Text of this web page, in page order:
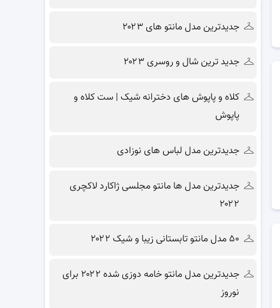
جدیدترین مدل مانتو های ۲۰۲۳
جدید ترین شال و روسری ۲۰۲۳
کلاه و پاپوش های دخترانه شیک | ست کلاه و
پاپوش
جدیدترین مدل لباس های نوزادی
جدیدترین مدل ها مانتو مجلسی ژاکارد لاکچری
۲۰۲۲
۵۰ مدل مانتو تابستانی زیبا و شیک ۲۰۲۲
جدیدترین مدل مانتو خامه دوزی شده ۲۰۲۲ برای
نوروز